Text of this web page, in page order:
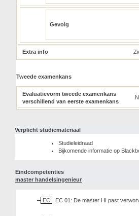
Gevolg
Extra info
Tweede examenkans
Evaluatievorm tweede examenkans
verschillend van eerste examenkans
Verplicht studiemateriaal
Studieleidraad
Bijkomende informatie op
Eindcompetenties
master handelsingenieur
EC EC 01: De master HI past